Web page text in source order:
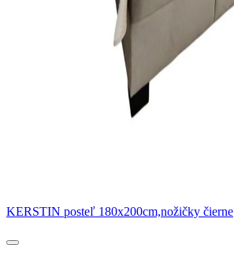
KERSTIN posteľ 180x200cm,nožičky čierne